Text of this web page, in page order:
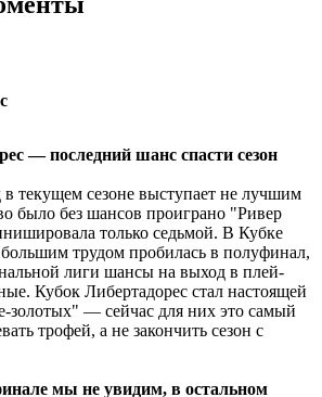
― последний шанс спасти сезон
текущем сезоне выступает не лучшим
было без шансов проиграно "Ривер
только седьмой. В Кубке
трудом пробилась в полуфинал,
лиги шансы на выход в плей-
Кубок Либертадорес стал настоящей
золотых" ― сейчас для них это самый
трофей, а не закончить сезон с
мы не увидим, в остальном